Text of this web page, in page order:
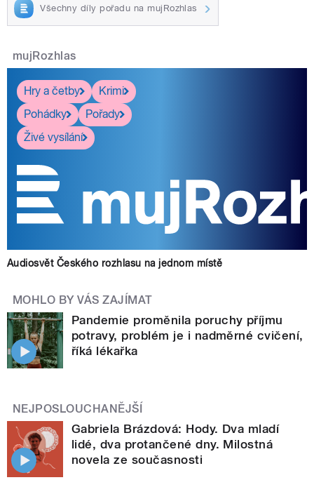
Všechny díly pořadu na mujRozhlas
mujRozhlas
Hry a četby
Krimi
Pohádky
Pořady
Živé vysílání
Audiosvět Českého rozhlasu na jednom místě
MOHLO BY VÁS ZAJÍMAT
Pandemie proměnila poruchy příjmu
potravy, problém je i nadměrné cvičení,
říká lékařka
NEJPOSLOUCHANĚJŠÍ
Gabriela Brázdová: Hody. Dva mladí
lidé, dva protančené dny. Milostná
novela ze současnosti